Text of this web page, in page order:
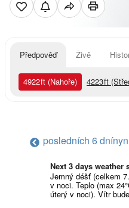
Předpověď Živě
4922ft (Nahoře) 4223ft
posledních 6 dní
Next 3 days weather
Jemný déšť (celkem
v noci. Teplo (max
úterý v noci). Vítr